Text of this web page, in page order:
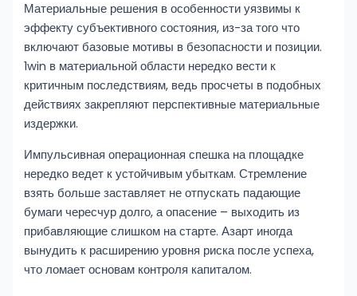
Материальные решения в особенности уязвимы к
эффекту субъективного состояния, из-за того что
включают базовые мотивы в безопасности и позиции.
1win в материальной области нередко вести к
критичным последствиям, ведь просчеты в подобных
действиях закрепляют перспективные материальные
издержки.
Импульсивная операционная спешка на площадке
нередко ведет к устойчивым убыткам. Стремление
взять больше заставляет не отпускать падающие
бумаги чересчур долго, а опасение – выходить из
прибавляющие слишком на старте. Азарт иногда
вынудить к расширению уровня риска после успеха,
что ломает основам контроля капиталом.